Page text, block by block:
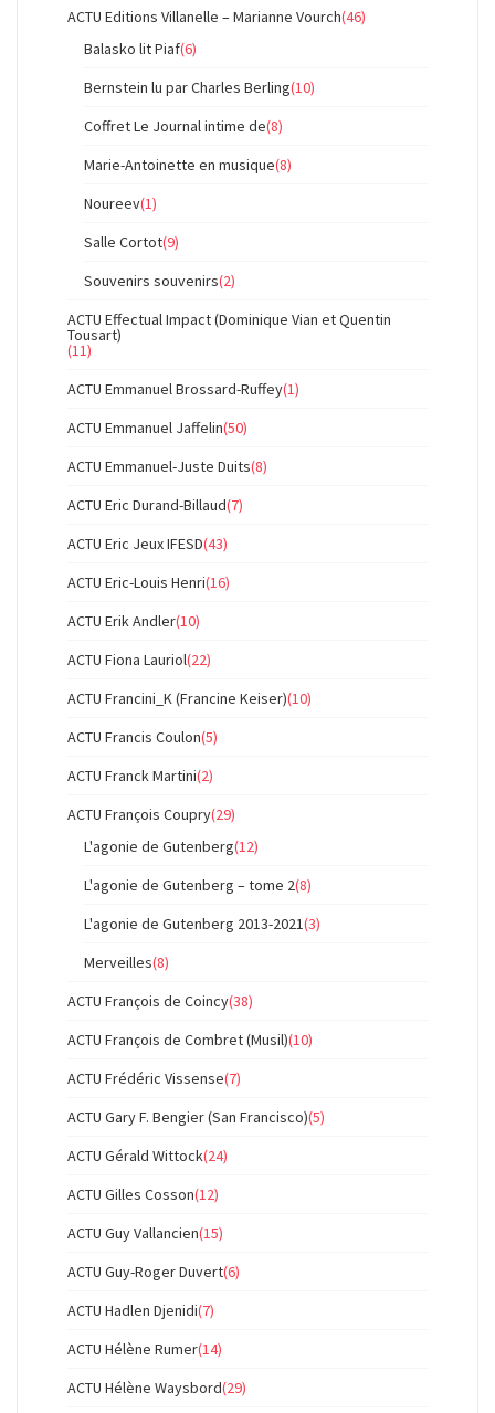
ACTU Editions Villanelle – Marianne Vourch(46)
Balasko lit Piaf(6)
Bernstein lu par Charles Berling(10)
Coffret Le Journal intime de(8)
Marie-Antoinette en musique(8)
Noureev(1)
Salle Cortot(9)
Souvenirs souvenirs(2)
ACTU Effectual Impact (Dominique Vian et Quentin
Tousart)
(11)
ACTU Emmanuel Brossard-Ruffey(1)
ACTU Emmanuel Jaffelin(50)
ACTU Emmanuel-Juste Duits(8)
ACTU Eric Durand-Billaud(7)
ACTU Eric Jeux IFESD(43)
ACTU Eric-Louis Henri(16)
ACTU Erik Andler(10)
ACTU Fiona Lauriol(22)
ACTU Francini_K (Francine Keiser)(10)
ACTU Francis Coulon(5)
ACTU Franck Martini(2)
ACTU François Coupry(29)
L'agonie de Gutenberg(12)
L'agonie de Gutenberg – tome 2(8)
L'agonie de Gutenberg 2013-2021(3)
Merveilles(8)
ACTU François de Coincy(38)
ACTU François de Combret (Musil)(10)
ACTU Frédéric Vissense(7)
ACTU Gary F. Bengier (San Francisco)(5)
ACTU Gérald Wittock(24)
ACTU Gilles Cosson(12)
ACTU Guy Vallancien(15)
ACTU Guy-Roger Duvert(6)
ACTU Hadlen Djenidi(7)
ACTU Hélène Rumer(14)
ACTU Hélène Waysbord(29)